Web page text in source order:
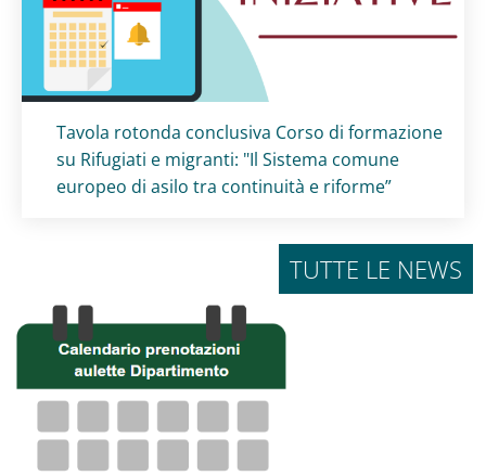
Titolo card:
Tavola rotonda conclusiva Corso di formazione
su Rifugiati e migranti: "Il Sistema comune
europeo di asilo tra continuità e riforme”
TUTTE LE NEWS